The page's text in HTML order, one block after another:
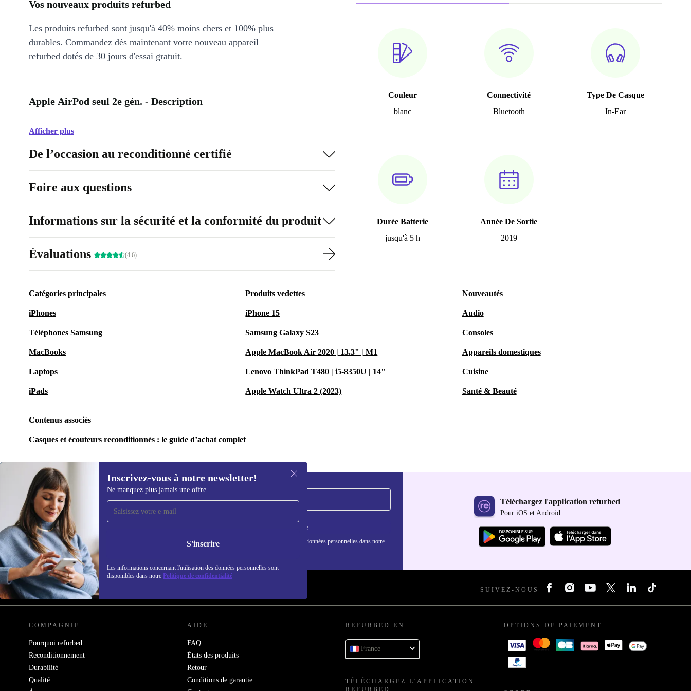
Couleur
blanc
Connectivité
Bluetooth
Type De Casque
In-Ear
Durée Batterie
jusqu'à 5 h
Année De Sortie
2019
Vos nouveaux produits refurbed
Les produits refurbed sont jusqu'à 40% moins chers et 100% plus
durables. Commandez dès maintenant votre nouveau appareil
refurbed dotés de 30 jours d'essai gratuit.
Apple AirPod seul 2e gén. - Description
Afficher plus
De l’occasion au reconditionné certifié
Foire aux questions
Informations sur la sécurité et la conformité du produit
Évaluations (4.6)
Catégories principales
iPhones
Téléphones Samsung
MacBooks
Laptops
iPads
Produits vedettes
iPhone 15
Samsung Galaxy S23
Apple MacBook Air 2020 | 13.3" | M1
Lenovo ThinkPad T480 | i5-8350U | 14"
Apple Watch Ultra 2 (2023)
Nouveautés
Audio
Consoles
Appareils domestiques
Cuisine
Santé & Beauté
Contenus associés
Casques et écouteurs reconditionnés : le guide d’achat complet
Inscrivez-vous à notre newsletter!
Ne manquez plus jamais une offre
S'inscrire
Les informations concernant l'utilisation des données personnelles sont
disponibles dans notre Politique de confidentialité
Recevoir offres et infos de
refurbed par mail
Ne manquez plus aucune offre.
S'inscrire
Retrouvez les informations sur l'utilisation des données personnelles dans notre
Téléchargez l'application refurbed
Pour iOS et Android
REFURBED FRANCE - RETHINK NEW. SUIVEZ-NOUS
COMPAGNIE
Pourquoi refurbed
Reconditionnement
Durabilité
Qualité
AIDE
FAQ
États des produits
Retour
Conditions de garantie
REFURBED EN
France
TÉLÉCHARGEZ L'APPLICATION
REFURBED
OPTIONS DE PAIEMENT